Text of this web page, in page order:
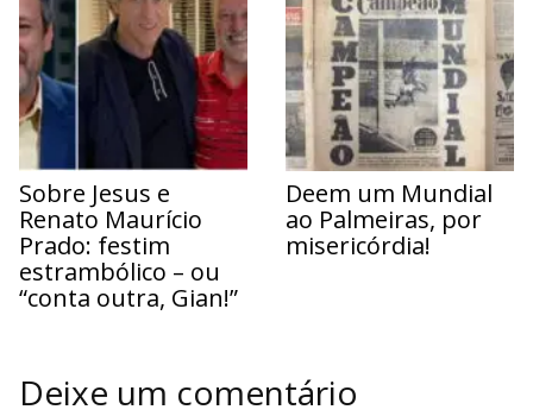
Sobre Jesus e
Renato Maurício
Prado: festim
estrambólico – ou
“conta outra, Gian!”
Deem um Mundial
ao Palmeiras, por
misericórdia!
Deixe um comentário